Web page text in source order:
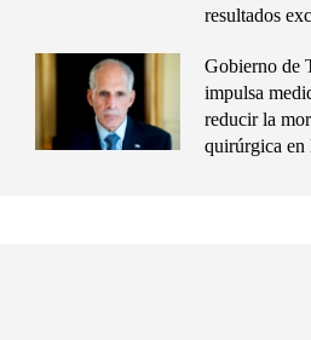
resultados
Gobierno de
impulsa
reducir la
quirúrgica en